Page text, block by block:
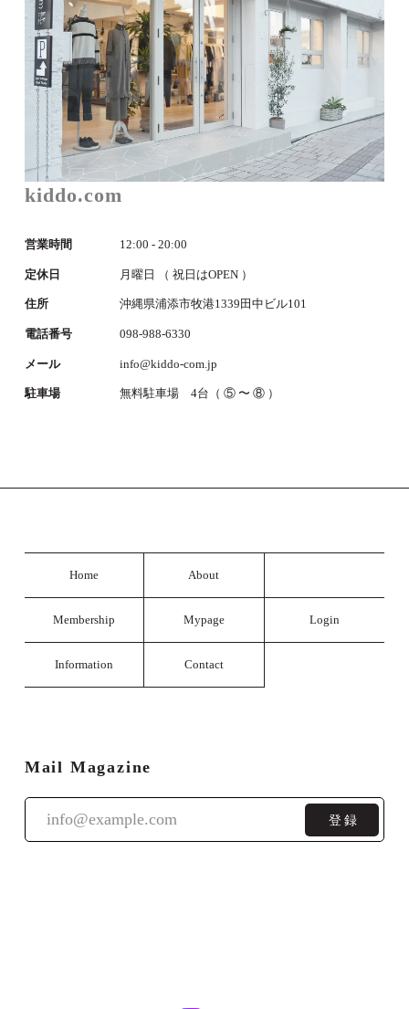
kiddo.com
営業時間 12:00 - 20:00
定休日 月曜日 （ 祝日はOPEN ）
住所 沖縄県浦添市牧港1339田中ビル101
電話番号 098-988-6330
メール info@kiddo-com.jp
駐車場 無料駐車場 4台（ ⑤ 〜 ⑧ ）
Home About
Membership Mypage Login
Information Contact
Mail Magazine
登録